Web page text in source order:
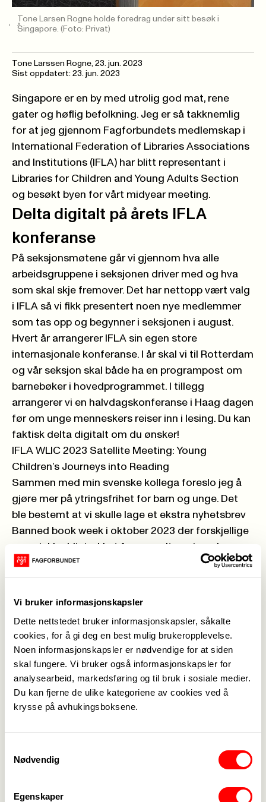
Vi bruker informasjonskapsler
Dette nettstedet bruker informasjonskapsler, såkalte
cookies, for å gi deg en best mulig brukeropplevelse.
Noen informasjonskapsler er nødvendige for at siden
skal fungere. Vi bruker også informasjonskapsler for
analysearbeid, markedsføring og til bruk i sosiale medier.
Du kan fjerne de ulike kategoriene av cookies ved å
krysse på avhukingsboksene.
Nødvendig
Egenskaper
Tone Larsen Rogne holde foredrag under sitt besøk i
Singapore. (Foto: Privat)
Tone Larssen Rogne, 23. jun. 2023
Sist oppdatert: 23. jun. 2023
Singapore er en by med utrolig god mat, rene
gater og høflig befolkning. Jeg er så takknemlig
for at jeg gjennom Fagforbundets medlemskap i
International Federation of Libraries Associations
and Institutions (IFLA) har blitt representant i
Libraries for Children and Young Adults Section
og besøkt byen for vårt midyear meeting.
Delta digitalt på årets IFLA
konferanse
På seksjonsmøtene går vi gjennom hva alle
arbeidsgruppene i seksjonen driver med og hva
som skal skje fremover. Det har nettopp vært valg
i IFLA så vi fikk presentert noen nye medlemmer
som tas opp og begynner i seksjonen i august.
Hvert år arrangerer IFLA sin egen store
internasjonale konferanse. I år skal vi til Rotterdam
og vår seksjon skal både ha en programpost om
barnebøkeri hovedprogrammet. I tillegg
arrangerer vi en halvdagskonferanse i Haag dagen
før om unge menneskers reiser inn i lesing. Du kan
faktisk delta digitalt om du ønsker!
IFLA WLIC 2023 Satellite Meeting: Young
Children’s Journeys into Reading
Sammen med min svenske kollega foreslo jeg å
gjøre mer på ytringsfrihet for barn og unge. Det
ble bestemt at vi skulle lage et ekstra nyhetsbrev
Banned book week i oktober 2023 der forskjellige
synsvinkler blir trukket frem rundt om i verden.
Lese mer om arbeidsgruppene i seksjonen
barnefestival
Asian Festival for Children’s Content (AFCC) ble
arrangert fort 14 gang. Jeg og Linn T. Sunne holdt
presentasjon på festivalens første dag med rundt
60 publikummere i salen.
Vi snakket om Bærekraftsbiblioteket sammen og
tok med fire av bøkene fra boklisten for å vise
Lesersørvis-metoden for barn og jeg et nytt
skriveprosjekt på Sølvberget for barn mellom 9 –